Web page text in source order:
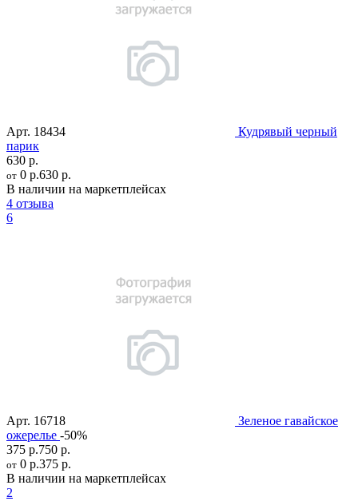
Арт. 18434
Кудрявый черный
парик
630 р.
от 0 р.630 р.
В наличии на маркетплейсах
4 отзыва
6
Арт. 16718
Зеленое гавайское
ожерелье -50%
375 р.750 р.
от 0 р.375 р.
В наличии на маркетплейсах
2